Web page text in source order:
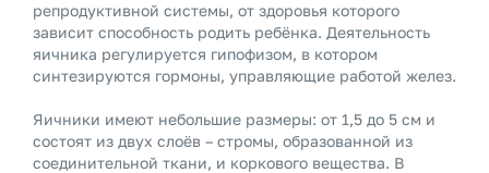
репродуктивной системы, от здоровья которого
зависит способность родить ребёнка. Деятельность
яичника регулируется гипофизом, в котором
синтезируются гормоны, управляющие работой желез.
Яичники имеют небольшие размеры: от 1,5 до 5 см и
состоят из двух слоёв – стромы, образованной из
соединительной ткани, и коркового вещества. В